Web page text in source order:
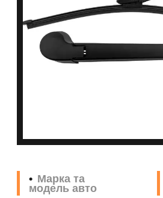
Марка та
модель авто